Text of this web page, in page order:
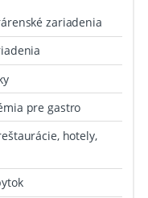
zariadenia
pre gastro
hotely,